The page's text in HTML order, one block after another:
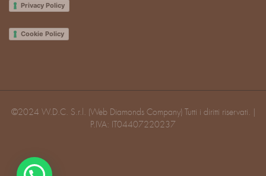
Privacy Policy
Cookie Policy
©2024 W.D.C. S.r.l. (Web Diamonds Company) Tutti i diritti riservati. |
P.IVA: IT04407220237